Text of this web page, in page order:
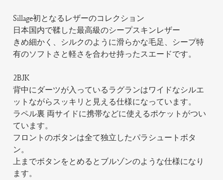
Sillage初となるレザーのコレクション
日本国内で鞣した最高級のシープスキンレザー
きめ細かく、シルクのように滑らかな毛足、シープ特
有のソフトさと軽さを合わせ持ったスエードです。
2BJK
背中にダーツが入っているラグランはワイドなシルエ
ットながらスッキリと見える仕様になっています。
ラペル裏 両サイドに携帯などに使えるポケットがつい
ています。
フロントのボタンは全て独立したパラシュートボタ
ン。
上までボタンをとめるとブルゾンのような仕様になり
ます。